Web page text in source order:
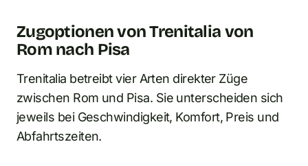
Zugoptionen von Trenitalia von
Rom nach Pisa
Trenitalia betreibt vier Arten direkter Züge
zwischen Rom und Pisa. Sie unterscheiden sich
jeweils bei Geschwindigkeit, Komfort, Preis und
Abfahrtszeiten.